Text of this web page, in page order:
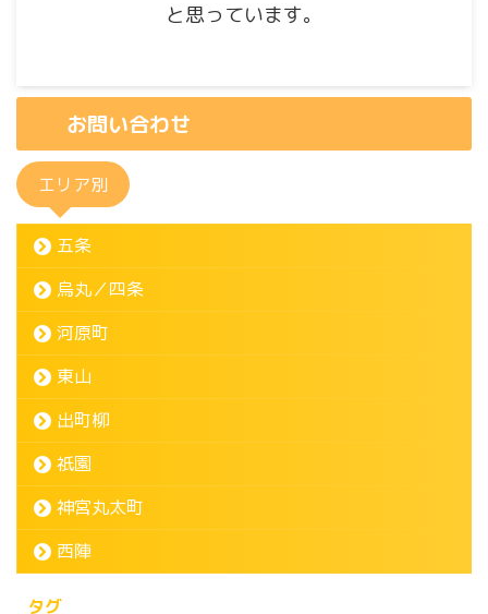
と思っています。
お問い合わせ
エリア別
五条
烏丸／四条
河原町
東山
出町柳
祇園
神宮丸太町
西陣
タグ